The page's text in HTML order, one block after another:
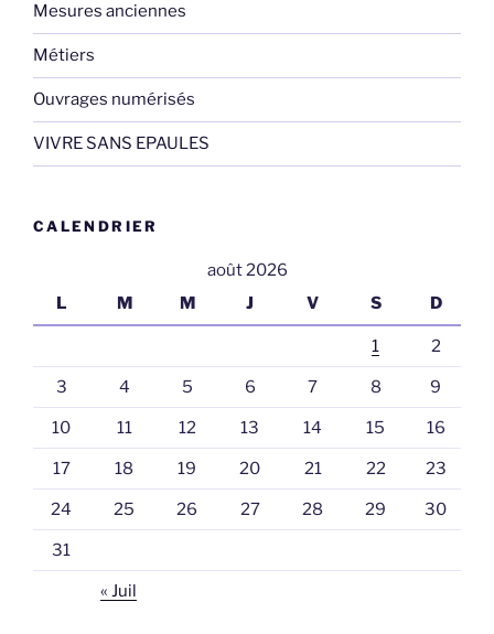
Mesures anciennes
Métiers
Ouvrages numérisés
VIVRE SANS EPAULES
CALENDRIER
août 2026
L
M M J V S D
1 2
3 4 5 6 7 8 9
10 11 12 13 14 15 16
17 18 19 20 21 22 23
24 25 26 27 28 29 30
31
« Juil